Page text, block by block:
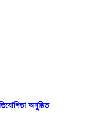
অনুষ্ঠিত